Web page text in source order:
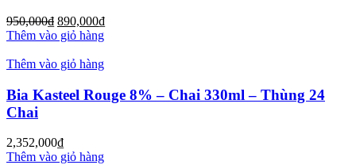
950,000₫ 890,000₫
Thêm vào giỏ hàng
Thêm vào giỏ hàng
Bia Kasteel Rouge 8% – Chai 330ml – Thùng 24
Chai
2,352,000₫
Thêm vào giỏ hàng